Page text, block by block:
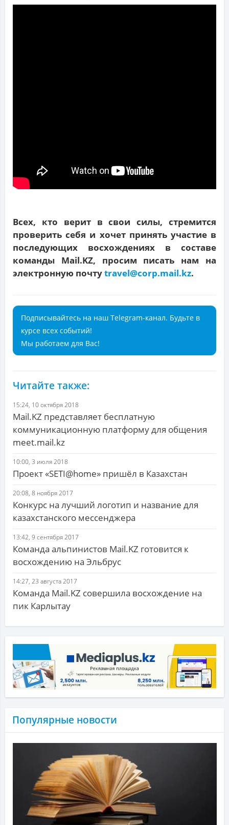
Всех, кто верит в свои силы, стремится
проверить себя и хочет принять участие в
последующих восхождениях в составе
команды Mail.KZ, просим писать нам на
электронную почтуtravel@corp.mail.kz.
Подписывайтесь на наш Telegram-канал. Будьте в
курсе всех событий!
Мы работаем для Вас!
Читайте также:
15:24, 10 октября 2018
Mail.KZ представляет бесплатную
коммуникационную платформу для общения
meet.mail.kz
10:00, 3 июля 2018
Проект «SETI@home» пришёл в Казахстан
20:08, 8 ноября 2017
Конкурс на лучший логотип и название для
казахстанского мессенджера
13:42, 9 сентября 2017
Команда альпинистов Mail.KZ готовится к
восхождению на Эльбрус
14:27, 23 августа 2017
Команда Mail.KZ совершила восхождение на
пик Карлытау
Популярные новости